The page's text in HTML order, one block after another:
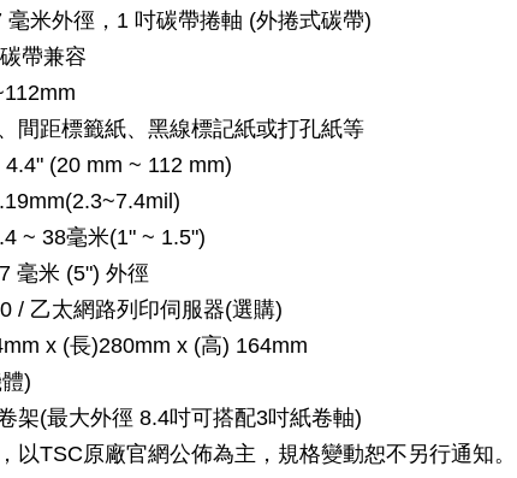
米外徑，1 吋碳帶捲軸 (外捲式碳帶)
帶兼容
間距標籤紙、黑線標記紙或打孔紙等
(20 mm ~ 112 mm)
~ 38毫米(1" ~ 1.5")
毫米 (5") 外徑
/ 乙太網路列印伺服器(選購)
x (長)280mm x (高) 164mm
)
架(最大外徑 8.4吋可搭配3吋紙卷軸)
以TSC原廠官網公佈為主，規格變動恕不另行通知。